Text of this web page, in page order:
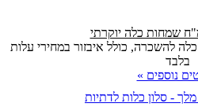
שמחות כלה יוקרתי
להשכרה, כולל איבזור במחירי עלות
בלבד
נוספים »